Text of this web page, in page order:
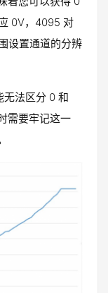
0V，4095 对
设置通道的分辨
无法区分 0 和
需要牢记这一